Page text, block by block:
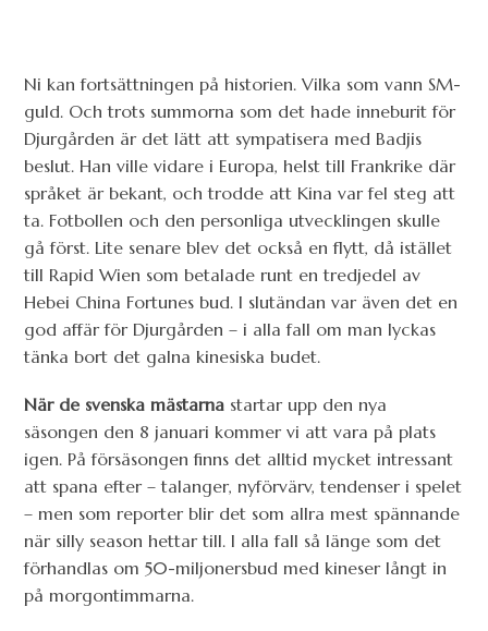
Ni kan fortsättningen på historien. Vilka som vann SM-
guld. Och trots summorna som det hade inneburit för
Djurgården är det lätt att sympatisera med Badjis
beslut. Han ville vidare i Europa, helst till Frankrike där
språket är bekant, och trodde att Kina var fel steg att
ta. Fotbollen och den personliga utvecklingen skulle
gå först. Lite senare blev det också en flytt, då istället
till Rapid Wien som betalade runt en tredjedel av
Hebei China Fortunes bud. I slutändan var även det en
god affär för Djurgården – i alla fall om man lyckas
tänka bort det galna kinesiska budet.
När de svenska mästarna startar upp den nya
säsongen den 8 januari kommer vi att vara på plats
igen. På försäsongen finns det alltid mycket intressant
att spana efter – talanger, nyförvärv, tendenser i spelet
– men som reporter blir det som allra mest spännande
när silly season hettar till. I alla fall så länge som det
förhandlas om 50-miljonersbud med kineser långt in
på morgontimmarna.